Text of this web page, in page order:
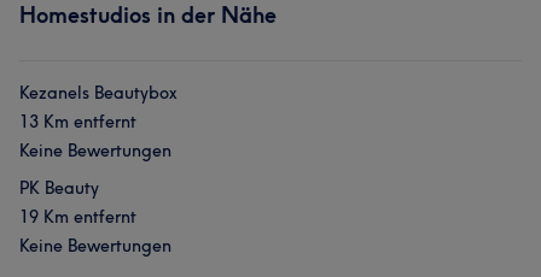
Homestudios in der Nähe
Kezanels Beautybox
13 Km entfernt
Keine Bewertungen
PK Beauty
19 Km entfernt
Keine Bewertungen